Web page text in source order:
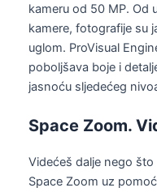
kameru od 50 MP. Od
kamere, fotografije su
uglom. ProVisual
poboljšava boje i
jasnoću sljedećeg
Space Zoom.
Videćeš dalje nego
Space Zoom uz